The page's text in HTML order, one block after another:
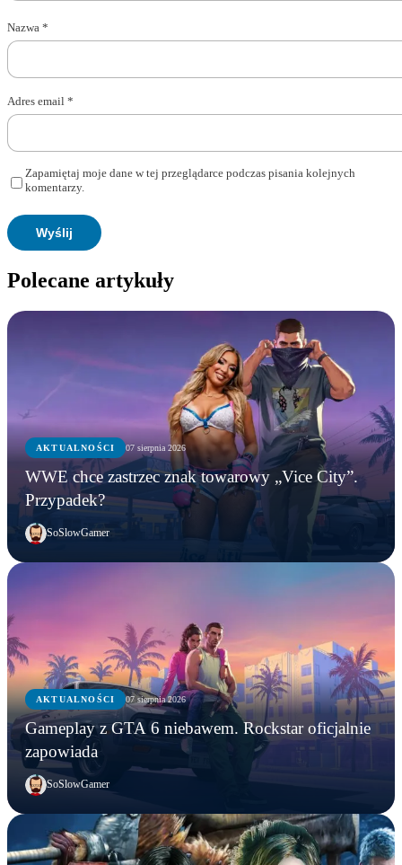
Nazwa *
Adres email *
Zapamiętaj moje dane w tej przeglądarce podczas pisania kolejnych
komentarzy.
Polecane artykuły
AKTUALNOŚCI 07 sierpnia 2026
WWE chce zastrzec znak towarowy „Vice City”.
Przypadek?
SoSlowGamer
AKTUALNOŚCI 07 sierpnia 2026
Gameplay z GTA 6 niebawem. Rockstar oficjalnie
zapowiada
SoSlowGamer